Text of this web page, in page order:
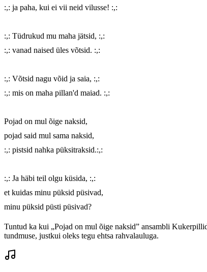
:,: ja paha, kui ei vii neid vilusse! :,:
:,: Tüdrukud mu maha jätsid, :,:
:,: vanad naised üles võtsid. :,:
:,: Võtsid nagu võid ja saia, :,:
:,: mis on maha pillan'd maiad. :,:
Pojad on mul õige naksid,
pojad said mul sama naksid,
:,: pistsid nahka püksitraksid.:,:
:,: Ja häbi teil olgu küsida, :,:
et kuidas minu püksid püsivad,
minu püksid püsti püsivad?
Tuntud ka kui „Pojad on mul õige naksid” ansambli
tundmuse, justkui oleks tegu ehtsa rahvalauluga.